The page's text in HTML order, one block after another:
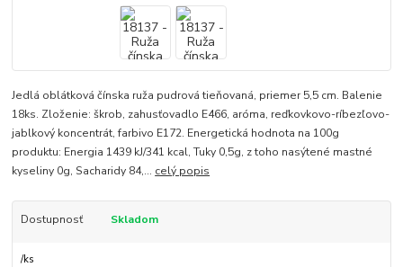
Jedlá oblátková čínska ruža pudrová tieňovaná, priemer 5,5 cm. Balenie
18ks. Zloženie: škrob, zahusťovadlo E466, aróma, reďkovkovo-ríbezľovo-
jablkový koncentrát, farbivo E172. Energetická hodnota na 100g
produktu: Energia 1439 kJ/341 kcal, Tuky 0,5g, z toho nasýtené mastné
kyseliny 0g, Sacharidy 84,... celý popis
Dostupnosť Skladom
/ks